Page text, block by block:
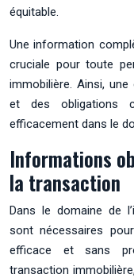
équitable.
Une information
cruciale pour toute
immobilière. Ainsi,
et des obligations
efficacement dans le
Informations
la transaction
Dans le domaine de
sont nécessaires
efficace et sans
transaction